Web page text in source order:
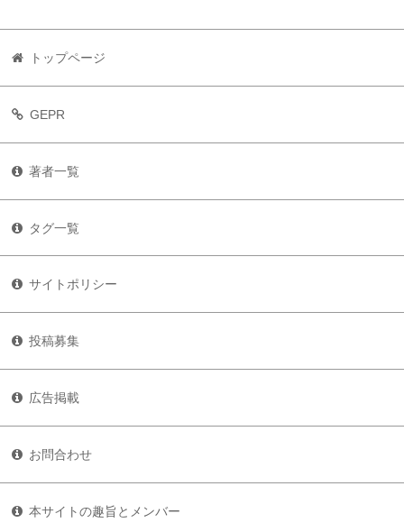
トップページ
GEPR
著者一覧
タグ一覧
サイトポリシー
投稿募集
広告掲載
お問合わせ
本サイトの趣旨とメンバー